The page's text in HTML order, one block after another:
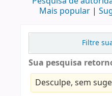
Mais popular
Filtre
Sua pesquisa
Desculpe, sem